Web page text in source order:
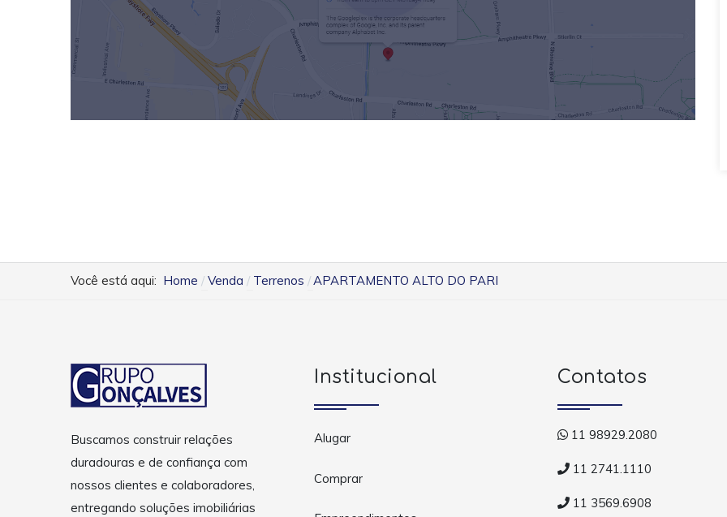
Você está aqui: Home Venda Terrenos APARTAMENTO ALTO DO PARI
Buscamos construir relações
duradouras e de confiança com
nossos clientes e colaboradores,
entregando soluções imobiliárias
Institucional
Alugar
Comprar
Contatos
11 98929.2080
11 2741.1110
11 3569.6908